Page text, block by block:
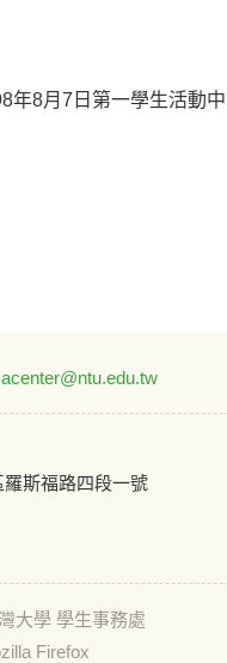
年8月7日第一學生活動
acenter@ntu.edu.tw
羅斯福路四段一號
大學 學生事務處
Firefox